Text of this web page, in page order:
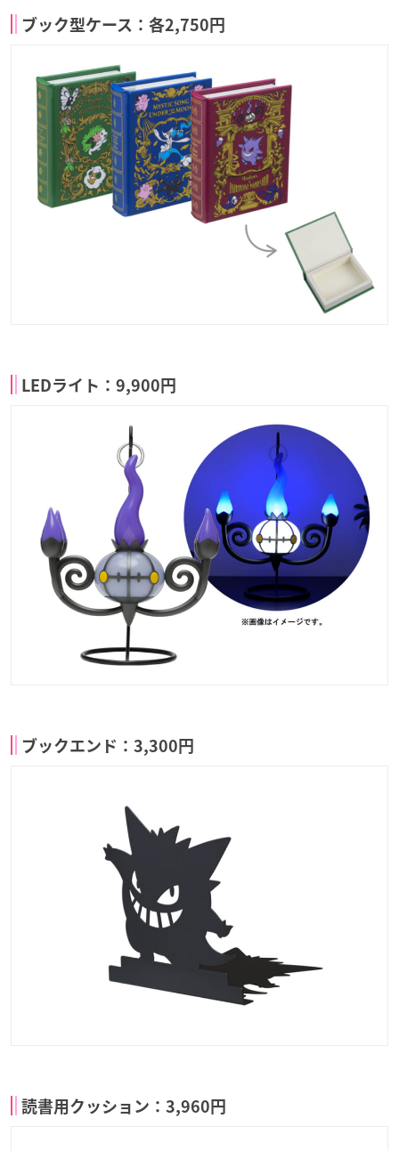
ブック型ケース：各2,750円
LEDライト：9,900円
ブックエンド：3,300円
読書用クッション：3,960円